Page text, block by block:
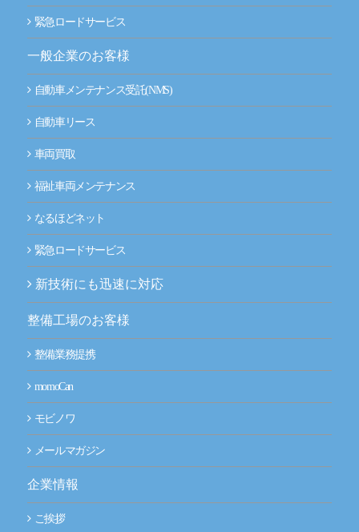
緊急ロードサービス
一般企業のお客様
自動車メンテナンス受託(NMS)
自動車リース
車両買取
福祉車両メンテナンス
なるほどネット
緊急ロードサービス
新技術にも迅速に対応
整備工場のお客様
整備業務提携
momoCan
モビノワ
メールマガジン
企業情報
ご挨拶